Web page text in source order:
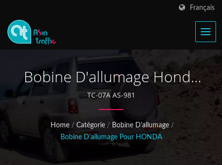
Français
Bobine D'allumage Honda
CRX 30500-PR4-A03
TC-07A AS-981
Home / Catégorie / Bobine D'allumage /
Bobine D'allumage Pour HONDA